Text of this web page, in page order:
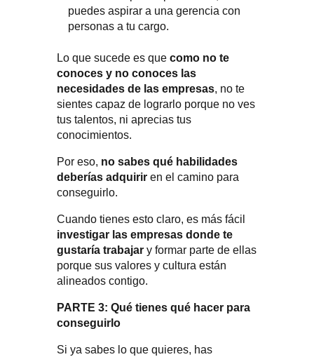
puedes aspirar a una gerencia con
personas a tu cargo.
Lo que sucede es que como no te
conoces y no conoces las
necesidades de las empresas, no te
sientes capaz de lograrlo porque no ves
tus talentos, ni aprecias tus
conocimientos.
Por eso, no sabes qué habilidades
deberías adquiriren el camino para
conseguirlo.
Cuando tienes esto claro, es más fácil
investigar las empresas donde te
gustaría trabajary formar parte de ellas
porque sus valores y cultura están
alineados contigo.
PARTE 3: Qué tienes qué hacer para
conseguirlo
Si ya sabes lo que quieres, has